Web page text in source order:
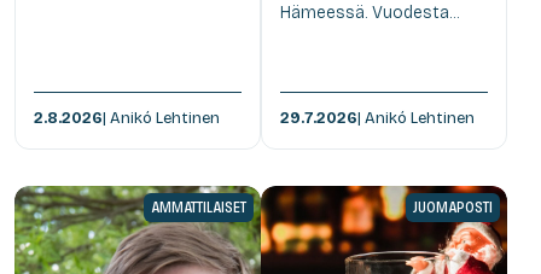
2.8.2026| Anikó Lehtinen
Hämeessä. Vuodesta...
29.7.2026| Anikó Lehtinen
AMMATTILAISET JUOMAPOSTI